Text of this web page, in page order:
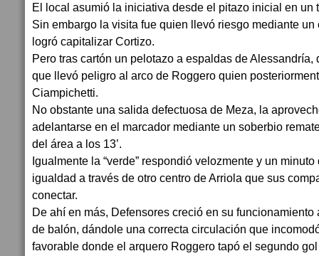
El local asumió la iniciativa desde el pitazo inicial en un
Sin embargo la visita fue quien llevó riesgo mediante un
logró capitalizar Cortizo.
Pero tras cartón un pelotazo a espaldas de Alessandría,
que llevó peligro al arco de Roggero quien
Ciampichetti.
No obstante una salida defectuosa de Meza, la
adelantarse en el marcador mediante un soberbio
del área a los 13’.
Igualmente la “verde” respondió velozmente y un
igualdad a través de otro centro de Arriola que sus
conectar.
De ahí en más, Defensores creció en su funcionamiento
de balón, dándole una correcta circulación que
favorable donde el arquero Roggero tapó el segundo